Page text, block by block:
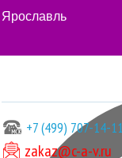
Ярославль
+7 (499) 707-14-11
zakaz@c-a-v.ru